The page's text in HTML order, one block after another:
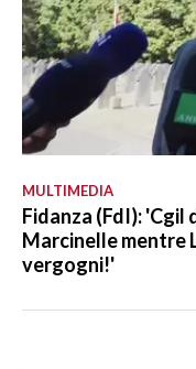
MULTIMEDIA
Fidanza (FdI): 'Cgil
Marcinelle mentre
vergogni!'